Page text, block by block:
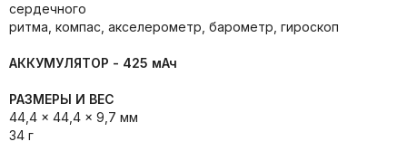
сердечного
ритма, компас, акселерометр, барометр, гироскоп
АККУМУЛЯТОР - 425 мАч
РАЗМЕРЫ И ВЕС
44,4 x 44,4 x 9,7 мм
34 г